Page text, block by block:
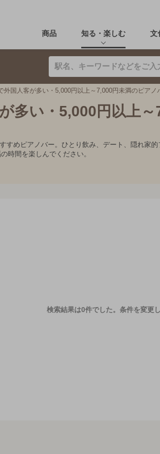
商品 知る・楽しむ 文
外国人客が多い・5,000円以上～7,000円未満のピアノ
多い・5,000円以上～
めピアノバー。ひとり飲み、デート、隠れ家
時間を楽しんでください。
検索結果は0件でした。 条件を変更